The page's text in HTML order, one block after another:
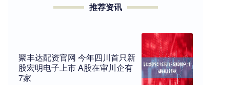
推荐资讯
聚丰达配资官网 今年四川首只新
股宏明电子上市 A股在审川企有
7家